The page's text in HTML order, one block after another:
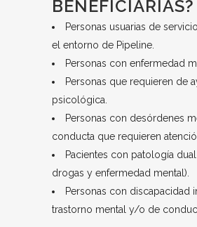
BENEFICIARIAS?
Personas usuarias de
el entorno de Pipeline.
Personas con enfermedad
Personas que requieren de
psicológica.
Personas con desórdenes
conducta que requieren
Pacientes con patología
drogas y enfermedad mental).
Personas con discapacidad
trastorno mental y/o de